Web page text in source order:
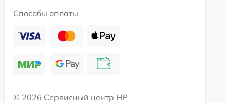
Способы оплаты
© 2026 Сервисный центр HP